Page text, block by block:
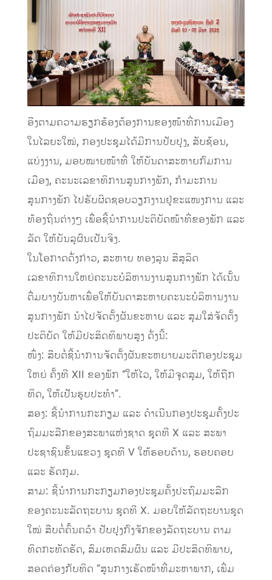
ອີງຕາມຄວາມຮຽກຮ້ອງຕ້ອງການຂອງໜ້າທີ່ການເມືອງ
ໃນໄລຍະໃໝ່, ກອງປະຊຸມໄດ້ມີການປັບປຸງ, ສັບຊ້ອນ,
ແບ່ງງານ, ມອບໝາຍໜ້າທີ່ ໃຫ້ບັນດາສະຫາຍກົມການ
ເມືອງ, ຄະນະເລຂາທິການສູນກາງພັກ, ກໍາມະການ
ສູນກາງພັກ ໄປຮັບຜິດຊອບວຽກງານຢູ່ຂະແໜງການ ແລະ
ທ້ອງຖິ່ນຕ່າງໆ ເພື່ອຊີ້ນຳການປະຕິບັດໜ້າທີ່ຂອງພັກ ແລະ
ລັດ ໃຫ້ບັນລຸຜົນເປັນຈິງ.
ໃນໂອກາດດັ່ງກ່າວ, ສະຫາຍ ທອງລຸນ ສີສຸລິດ
ເລຂາທິການໃຫຍ່ຄະນະບໍລິຫານງານສູນກາງພັກ ໄດ້ເນັ້ນ
ຕື່ມບາງບັນຫາເພື່ອໃຫ້ບັນດາສະຫາຍຄະນະບໍລິຫານງານ
ສູນກາງພັກ ນຳໄປຈັດຕັ້ງຜັນຂະຫາຍ ແລະ ສຸມໃສ່ຈັດຕັ້ງ
ປະຕິບັດ ໃຫ້ມີປະສິດທິພາບສູງ ດັ່ງນີ້:
ໜຶ່ງ: ສືບຕໍ່ຊີ້ນໍາການຈັດຕັ້ງຜັນຂະຫຍາຍມະຕິກອງປະຊຸມ
ໃຫຍ່ ຄັ້ງທີ XII ຂອງພັກ “ໃຫ້ໄວ, ໃຫ້ມີຈຸດສຸມ, ໃຫ້ຖືກ
ທິດ, ໃຫ້ເປັນຮູບປະທໍາ”.
ສອງ: ຊີ້ນໍາການກະກຽມ ແລະ ດໍາເນີນກອງປະຊຸມຄັ້ງປະ
ຖົມມະລືກຂອງສະພາແຫ່ງຊາດ ຊຸດທີ X ແລະ ສະພາ
ປະຊາຊົນຂັ້ນແຂວງ ຊຸດທີ V ໃຫ້ຮອບດ້ານ, ຮອບຄອບ
ແລະ ຮັດກຸມ.
ສາມ: ຊີ້ນໍາການກະກຽມກອງປະຊຸມຄັ້ງປະຖົມມະລືກ
ຂອງຄະນະລັດຖະບານ ຊຸດທີ X. ມອບໃຫ້ລັດຖະບານຊຸດ
ໃໝ່ ສືບຕໍ່ຄົ້ນຄວ້າ ປັບປຸງກົງຈັກຂອງລັດຖະບານ ຕາມ
ທິດກະທັດຮັດ, ສົມເຫດສົມຜົນ ແລະ ມີປະສິດທິພາບ,
ສອດຄ່ອງກັບທິດ “ສູນກາງເຮັດໜ້າທີ່ມະຫາພາກ, ເພີ່ມ